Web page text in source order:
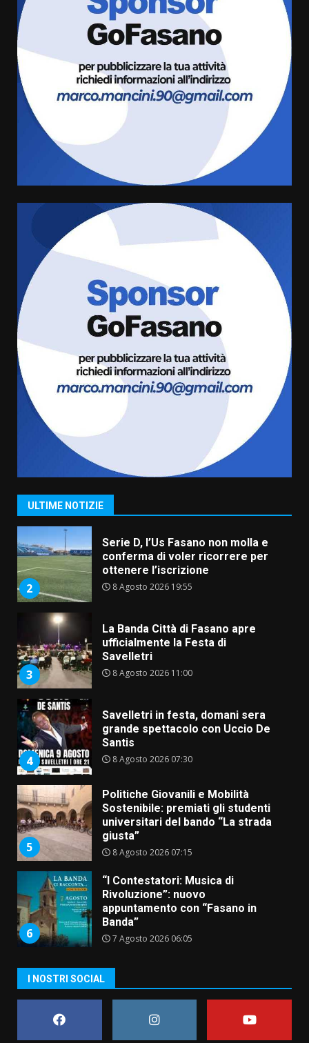
ULTIME NOTIZIE
La Banda Città di Fasano apre
ufficialmente la Festa di
8 Agosto 2026 11:00
Savelletri in festa, domani sera
grande spettacolo con Uccio De
Santis
Sostenibile: premiati gli studenti
universitari del bando “La strada
giusta”
8 Agosto 2026 07:15
“I Contestatori: Musica di
Rivoluzione”: nuovo
appuntamento con “Fasano in
Banda”
7 Agosto 2026 06:05
US Fasano, Scianaro: “Profonda
amarezza per esclusione dal
campionato di calcio”
7 Agosto 2026 06:00
1
Grande successo per la “Sagra
del Pesce Spada” a Savelletri
9 Agosto 2026 07:32
2
Serie D, l’Us Fasano non molla e
conferma di voler ricorrere per
ottenere l’iscrizione
8 Agosto 2026 19:55
3
La Banda Città di Fasano apre
ufficialmente la Festa di
Savelletri
8 Agosto 2026 11:00
4
Savelletri in festa, domani sera
grande spettacolo con Uccio De
Santis
8 Agosto 2026 07:30
5
Politiche Giovanili e Mobilità
Sostenibile: premiati gli studenti
universitari del bando “La strada
giusta”
8 Agosto 2026 07:15
6
“I Contestatori: Musica di
Rivoluzione”: nuovo
appuntamento con “Fasano in
Banda”
7 Agosto 2026 06:05
amarezza per esclusione dal
campionato di calcio”
7 Agosto 2026 06:00
I NOSTRI SOCIAL